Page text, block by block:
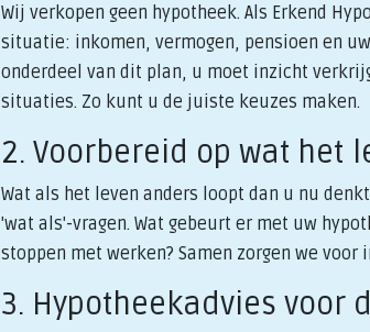
Wij verkopen geen hypotheek. Als Erkend
situatie: inkomen, vermogen, pensioen en
onderdeel van dit plan, u moet inzicht
situaties. Zo kunt u de juiste keuzes maken.
2. Voorbereid op wat het
Wat als het leven anders loopt dan u nu
'wat als'-vragen. Wat gebeurt er met uw
stoppen met werken? Samen zorgen we
3. Hypotheekadvies voor